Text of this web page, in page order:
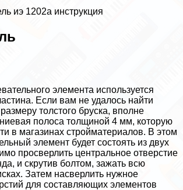
иэ 1202а инструкция
элемента используется
Если вам не удалось найти
толстого бруска, вполне
полоса толщиной 4 мм, которую
в магазинах стройматериалов. В этом
элемент будет состоять из двух
просверлить центральное отверстие
и скрутив болтом, зажать всю
Затем насверлить нужное
для составляющих элементов